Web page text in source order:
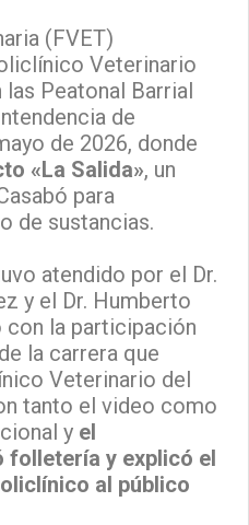
(FVET)
Veterinario
Peatonal Barrial
de
de 2026, donde
«La Salida», un
para
de sustancias.
atendido por el Dr.
y el Dr. Humberto
con la participación
la carrera que
Veterinario del
tanto el video como
y el
folletería y explicó el
al público